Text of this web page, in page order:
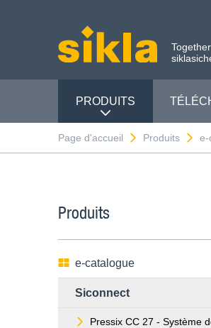
PRODUITS
Page d'accueil Produits e-
Produits
e-catalogue
Siconnect
Pressix CC 27 - Système